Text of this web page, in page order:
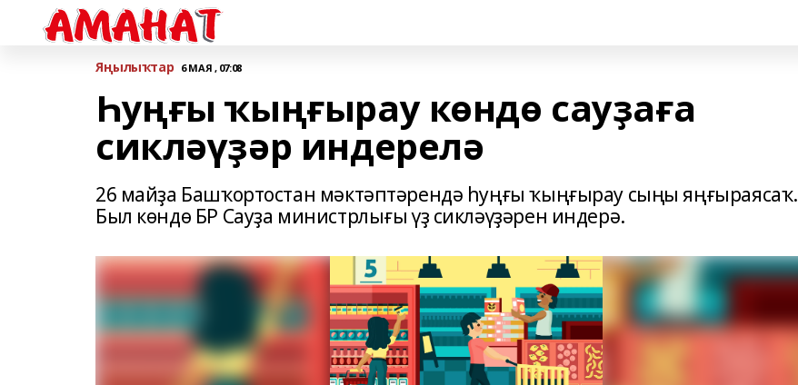
Яңылыҡтар 6 МАЯ , 07:08
Һуңғы ҡыңғырау көндө сауҙаға
сикләүҙәр индерелә
26 майҙа Башҡортостан мәктәптәрендә һуңғы ҡыңғырау сыңы яңғыраясаҡ.
Был көндө БР Сауҙа министрлығы үҙ сикләүҙәрен индерә.